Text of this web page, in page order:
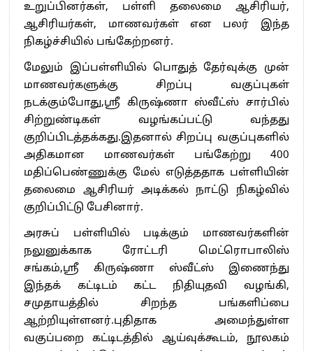
உறுப்பினர்கள், பள்ளி தலைமை ஆசிரியர்,
ஆசிரியர்கள், மாணவர்கள் என பலர் இந்த
நிகழ்ச்சியில் பங்கேற்றனர்.
மேலும் இப்பள்ளியில் பொதுத் தேர்வுக்கு முன்
மாணவர்களுக்கு சிறப்பு வகுப்புகள்
நடக்கும்போது,ஸ்ரீ கிருஷ்ணா ஸ்வீட்ஸ் சார்பில்
சிற்றுண்டிகள் வழங்கப்பட்டு வந்தது
குறிப்பிடத்தக்கது.இதனால் சிறப்பு வகுப்புகளில்
அதிகமான மாணவர்கள் பங்கேற்று 400
மதிப்பெண்ணுக்கு மேல் எடுத்ததாக பள்ளியின்
தலைமை ஆசிரியர் அடிக்கல் நாட்டு நிகழ்வில்
குறிப்பிட்டு பேசினார்.
அரசுப் பள்ளியில் படிக்கும் மாணவர்களின்
நலுனுக்காக ரோட்டரி மெட்ரொபாலிஸ்
சங்கம்,ஸ்ரீ கிருஷ்ணா ஸ்வீட்ஸ் இணைந்து
இந்தக் கட்டிடம் கட்ட நிதியுதவி வழங்கி,
சமுதாயத்தில் சிறந்த பங்களிப்பை
ஆற்றியுள்ளனர்.புதிதாக அமைந்துள்ள
வகுப்பறை கட்டிடத்தில் ஆய்வுக்கூடம், நூலகம்